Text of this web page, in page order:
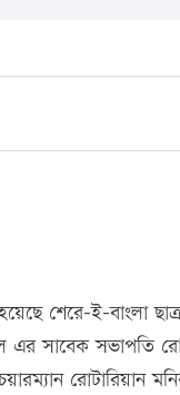
শেরে-ই-বাংলা
এর সাবেক সভাপতি
রোটারিয়ান